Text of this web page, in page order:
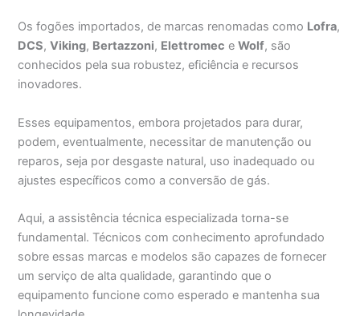
Os fogões importados, de marcas renomadas como Lofra,
DCS,Viking, Bertazzoni, Elettromec eWolf, são
conhecidos pela sua robustez, eficiência e recursos
inovadores.
Esses equipamentos, embora projetados para durar,
podem, eventualmente, necessitar de manutenção ou
reparos, seja por desgaste natural, uso inadequado ou
ajustes específicos como a conversão de gás.
Aqui, a assistência técnica especializada torna-se
fundamental. Técnicos com conhecimento aprofundado
sobre essas marcas e modelos são capazes de fornecer
um serviço de alta qualidade, garantindo que o
equipamento funcione como esperado e mantenha sua